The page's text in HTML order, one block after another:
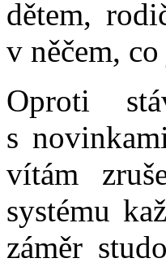
dětem,
v něčem,
Oproti
s
vítám
systému
záměr